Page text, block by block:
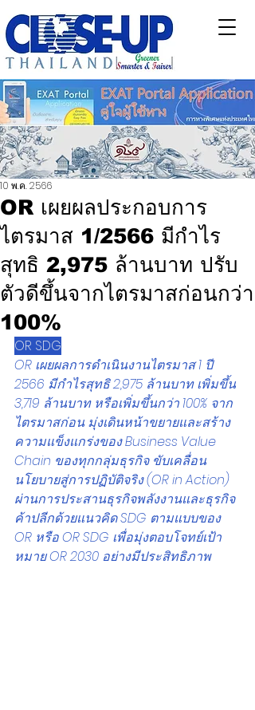
OR เผยผลประกอบการ
ไตรมาส 1/2566 มีกำไร
สุทธิ 2,975 ล้านบาท ปรับ
ตัวดีขึ้นจากไตรมาสก่อนกว่า
100%
10 พ.ค. 2566
OR SDG
OR เผยผลการดำเนินงานไตรมาส 1 ปี
2566 มีกำไรสุทธิ 2,975 ล้านบาท เพิ่มขึ้น
3,719 ล้านบาท หรือเพิ่มขึ้นกว่า 100% จาก
ไตรมาสก่อน มุ่งเดินหน้าขยายและสร้าง
ความแข็งแกร่งของ Business Value
Chain ของทุกกลุ่มธุรกิจ ขับเคลื่อน
นโยบายสู่การปฏิบัติจริง (OR in Action)
ผ่านการประสานธุรกิจพลังงานและธุรกิจ
ค้าปลีกด้วยแนวคิด SDG ตามแบบของ
OR หรือ OR SDG เพื่อมุ่งตอบโจทย์เป้า
หมาย OR 2030 อย่างมีประสิทธิภาพ